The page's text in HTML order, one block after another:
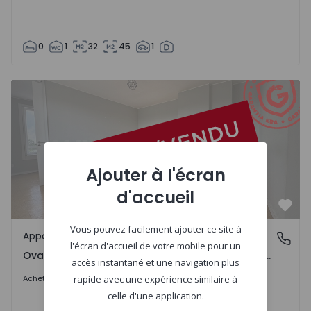
0 1 32 45 1
Appartement T5 Ovar, Ovar, São João, Arada e São
Ovar, São João, Arada e São Vicente de Pereira Jusã,
Appartement
Ovar, São João, Arada e São Vicente de Pereira Jusã, Aveiro
Acheter En consultation
Ajouter à l'écran
d'accueil
Vous pouvez facilement ajouter ce site à
l'écran d'accueil de votre mobile pour un
accès instantané et une navigation plus
rapide avec une expérience similaire à
celle d'une application.